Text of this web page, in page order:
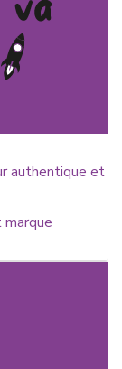
authentique et